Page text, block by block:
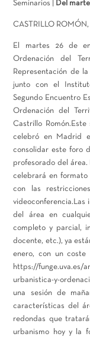
Seminarios | Del
CASTRILLO
El martes 26 de
Ordenación del
Representación de
junto con el
Segundo Encuentro
Ordenación del
Castrillo
celebró en Madrid
consolidar este foro
profesorado del área.
celebrará en formato
con las
videoconferencia.Las
del área en
completo y parcial,
docente, etc.), ya
enero, con un coste
https://funge.uva.es/
urbanistica-y-
una sesión de
características del
redondas que
urbanismo hoy y la